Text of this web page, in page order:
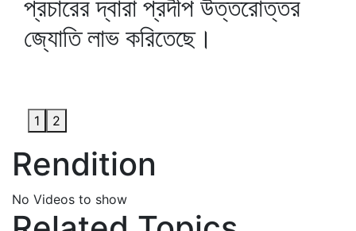
প্রচারের দ্বারা প্রদীপ উত্তরোত্তর
জ্যোতি লাভ করিতেছে।
1 2
Rendition
No Videos to show